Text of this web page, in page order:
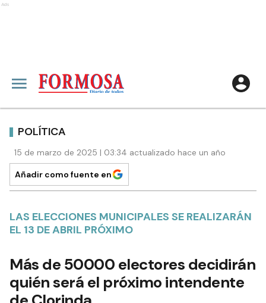
Ads
POLÍTICA
15 de marzo de 2025 | 03:34 actualizado hace un año
Añadir como fuente en
LAS ELECCIONES MUNICIPALES SE REALIZARÁN
EL 13 DE ABRIL PRÓXIMO
Más de 50000 electores decidirán
quién será el próximo intendente